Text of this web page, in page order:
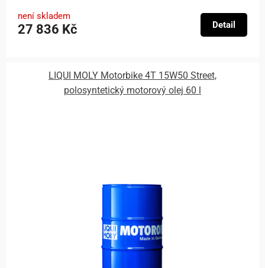
není skladem
27 836 Kč Detail
LIQUI MOLY Motorbike 4T 15W50 Street,
polosyntetický motorový olej 60 l